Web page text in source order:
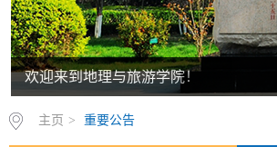
欢迎来到地理与旅游学院！
主页 > 重要公告